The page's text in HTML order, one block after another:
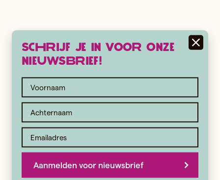
Schrijf je in voor onze
nieuwsbrief!
Aanmelden voor nieuwsbrief